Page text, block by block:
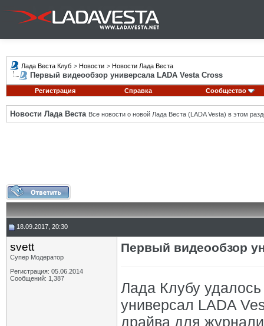
Лада Веста Клуб > Новости > Новости Лада Веста
Первый видеообзор универсала LADA Vesta Cross
Регистрация Справка Сообщество
Новости Лада Веста Все новости о новой Лада Веста (LADA Vesta) в этом
18.09.2017, 20:30
svett
Супер Модератор
Регистрация: 05.06.2014
Сообщений: 1,387
Первый видеообзор
Лада Клубу удалось
универсал LADA
драйва для